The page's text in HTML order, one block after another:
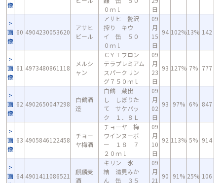
像
０ｍｌ
日
画
像
60 4904230053620
アサヒ
ビール
アサヒ 贅沢
搾り キウ
イ 缶 ５０
０ｍｌ
09
月
15
日
94 102%13% 142
画
像
61 4973480861118
メルシ
ャン
ＣＹＴフロン
テラプレミアム
スパークリン
グ７５０ｍｌ
09
月
23
日
93 127% 7% 777
画
像
62 4902650047298
白鶴酒
造
白鶴 蔵出
し しぼりた
て サケパッ
ク １．８Ｌ
09
月
02
日
93 97% 6% 847
画
像
63 4905846122458
チョー
ヤ梅酒
チョーヤ 梅
ワインヌーボ
ー １８ ７
２０ｍｌ
09
月
10
日
92 113% 5% 914
画 64 4901411086521
麒麟麦
酒
キリン 氷
結 清見みか
ん 缶 ３５
09
月
21
90 91% 25% 106